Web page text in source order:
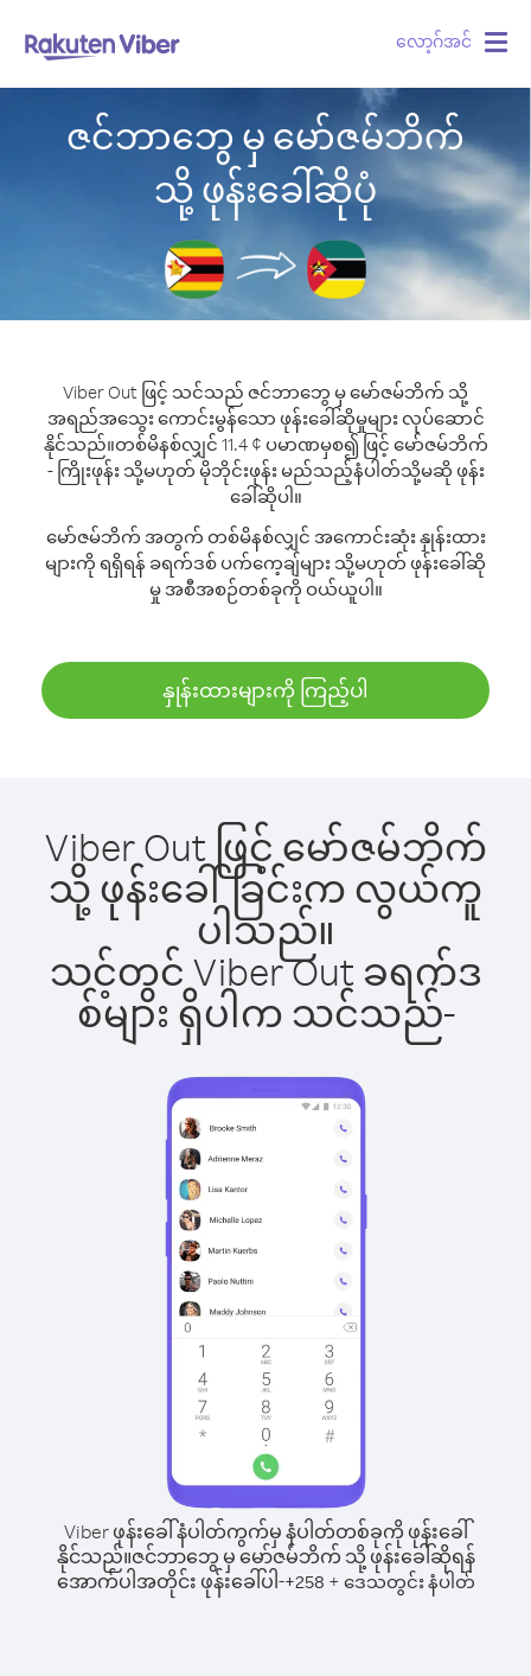
လော့ဂ်အင်
ဇင်ဘာဘွေ မှ မော်ဇမ်ဘိက်
သို့ ဖုန်းခေါ်ဆိုပုံ
Viber Out ဖြင့် သင်သည် ဇင်ဘာဘွေ မှ မော်ဇမ်ဘိက် သို့
အရည်အသွေး ကောင်းမွန်သော ဖုန်းခေါ်ဆိုမှုများ လုပ်ဆောင်
နိုင်သည်။တစ်မိနစ်လျှင် 11.4 ¢ ပမာဏမှစ၍ ဖြင့် မော်ဇမ်ဘိက်
- ကြိုးဖုန်း သို့မဟုတ် မိုဘိုင်းဖုန်း မည်သည့်နံပါတ်သို့မဆို ဖုန်း
ခေါ်ဆိုပါ။
မော်ဇမ်ဘိက် အတွက် တစ်မိနစ်လျှင် အကောင်းဆုံး နှုန်းထား
များကို ရရှိရန် ခရက်ဒစ် ပက်ကေ့ချ်များ သို့မဟုတ် ဖုန်းခေါ်ဆို
မှု အစီအစဉ်တစ်ခုကို ဝယ်ယူပါ။
နှုန်းထားများကို ကြည့်ပါ
Viber Out ဖြင့် မော်ဇမ်ဘိက်
သို့ ဖုန်းခေါ်ခြင်းက လွယ်ကူ
ပါသည်။
သင့်တွင် Viber Out ခရက်ဒ
စ်များ ရှိပါက သင်သည်-
Viber ဖုန်းခေါ်နံပါတ်ကွက်မှ နံပါတ်တစ်ခုကို ဖုန်းခေါ်
နိုင်သည်။ဇင်ဘာဘွေ မှ မော်ဇမ်ဘိက် သို့ ဖုန်းခေါ်ဆိုရန်
အောက်ပါအတိုင်း ဖုန်းခေါ်ပါ-+258 + ဒေသတွင်း နံပါတ်